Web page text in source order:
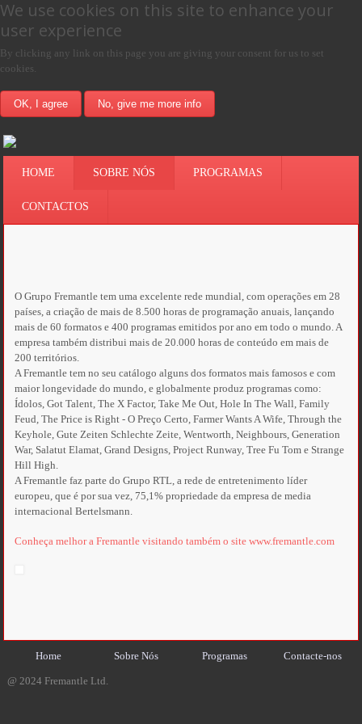
We use cookies on this site to enhance your
user experience
By clicking any link on this page you are giving your consent for us to set
cookies.
OK, I agree No, give me more info
HOME SOBRE NÓS PROGRAMAS
CONTACTOS
O Grupo Fremantle tem uma excelente rede mundial, com operações em 28
países, a criação de mais de 8.500 horas de programação anuais, lançando
mais de 60 formatos e 400 programas emitidos por ano em todo o mundo. A
empresa também distribui mais de 20.000 horas de conteúdo em mais de
200 territórios.
A Fremantle tem no seu catálogo alguns dos formatos mais famosos e com
maior longevidade do mundo, e globalmente produz programas como:
Ídolos, Got Talent, The X Factor, Take Me Out, Hole In The Wall, Family
Feud, The Price is Right - O Preço Certo, Farmer Wants A Wife, Through the
Keyhole, Gute Zeiten Schlechte Zeite, Wentworth, Neighbours, Generation
War, Salatut Elamat, Grand Designs, Project Runway, Tree Fu Tom e Strange
Hill High.
A Fremantle faz parte do Grupo RTL, a rede de entretenimento líder
europeu, que é por sua vez, 75,1% propriedade da empresa de media
internacional Bertelsmann.
Conheça melhor a Fremantle visitando também o site www.fremantle.com
Home Sobre Nós Programas Contacte-nos
@ 2024 Fremantle Ltd.